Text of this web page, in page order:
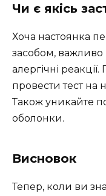
Чи є якісь
Хоча настоянка
засобом, важливо
алергічні
провести тест на
Також уникайте
оболонки.
Висновок
Тепер, коли ви